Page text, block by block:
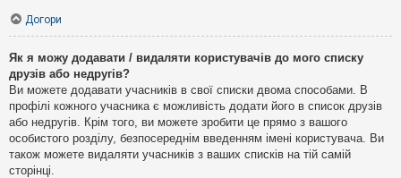
Догори
Як я можу додавати / видаляти користувачів до мого списку
друзів або недругів?
Ви можете додавати учасників в свої списки двома способами. В
профілі кожного учасника є можливість додати його в список друзів
або недругів. Крім того, ви можете зробити це прямо з вашого
особистого розділу, безпосереднім введенням імені користувача. Ви
також можете видаляти учасників з ваших списків на тій самій
сторінці.